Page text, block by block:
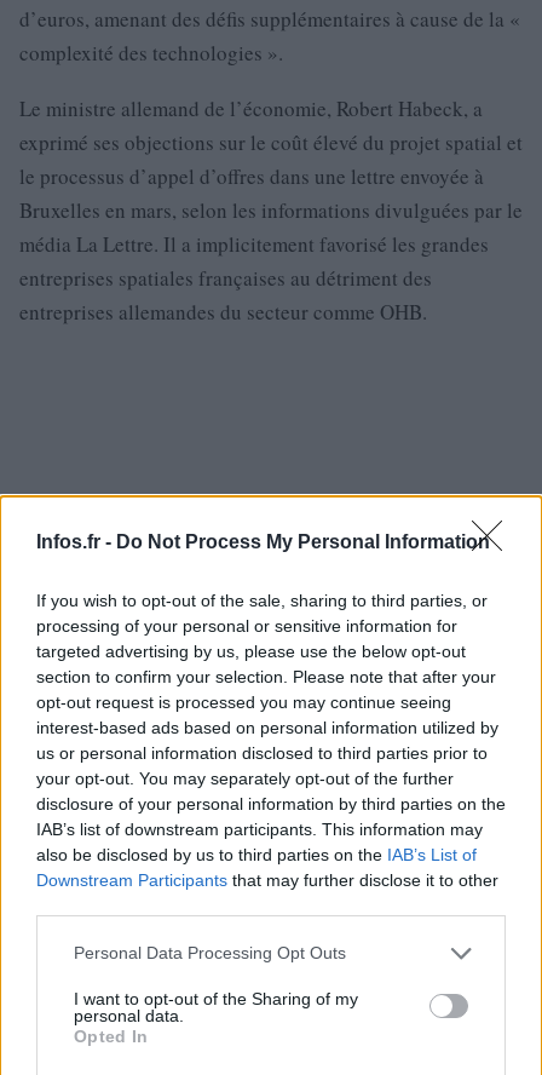
Infos.fr - Do Not Process My Personal Information
If you wish to opt-out of the sale, sharing to third parties, or
processing of your personal or sensitive information for
targeted advertising by us, please use the below opt-out
section to confirm your selection. Please note that after your
opt-out request is processed you may continue seeing
interest-based ads based on personal information utilized by
us or personal information disclosed to third parties prior to
your opt-out. You may separately opt-out of the further
disclosure of your personal information by third parties on the
IAB’s list of downstream participants. This information may
also be disclosed by us to third parties on the IAB’s List of
Downstream Participants that may further disclose it to other
Please note that this website/app uses one or more Google
not limited to your visit or usage behaviour. You may click to
grant or deny consent to Google and its third-party tags to
use your data for below specified purposes in below Google
Personal Data Processing Opt Outs
I want to opt-out of the Sharing of my
personal data.
Opted In
d’euros, amenant des défis supplémentaires à cause de la «
complexité des technologies ».
Le ministre allemand de l’économie, Robert Habeck, a
exprimé ses objections sur le coût élevé du projet spatial et
le processus d’appel d’offres dans une lettre envoyée à
Bruxelles en mars, selon les informations divulguées par le
média La Lettre. Il a implicitement favorisé les grandes
entreprises spatiales françaises au détriment des
entreprises allemandes du secteur comme OHB.
Ces critiques n’ont pas été bien accueillies par la
Commission, qui est en pleine négociation pour minimiser
les coûts avec les industriels, comme l’indique Bruxelles.
Ils assurent que cette étape est presque terminée, ce qui
permettra la présentation des offres finales des industriels.
La Commission souligne que « Iris² n’est pas un
géographiques pour investir, ce qui signifie que l’influence
des lobbies industriels, même via un État membre, est